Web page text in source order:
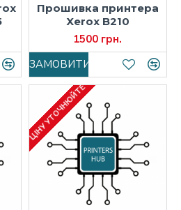
Прошивка принтера
Xerox B210
1500 грн.
ЗАМОВИТИ
ЦІНУ УТОЧНЮЙТЕ